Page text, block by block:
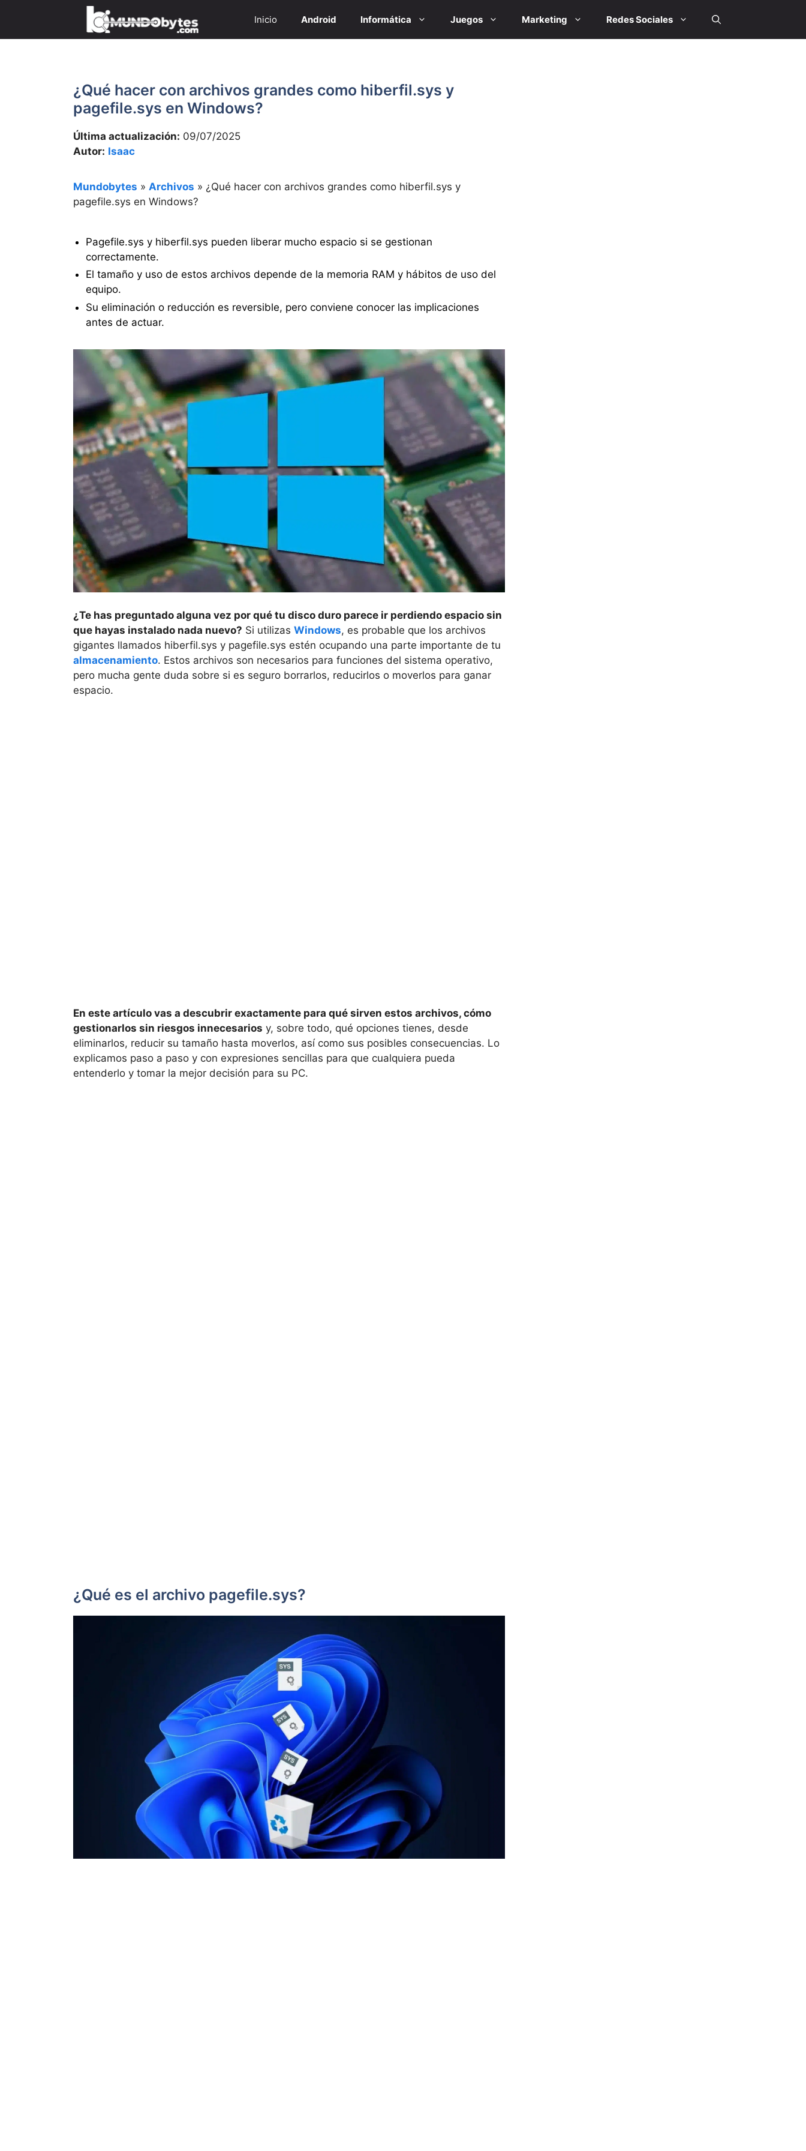
contenido
Inicio Android Informática Juegos Marketing Redes Sociales
¿Qué hacer con archivos grandes como hiberfil.sys y
pagefile.sys en Windows?
Última actualización: 09/07/2025
Autor: Isaac
Mundobytes » Archivos » ¿Qué hacer con archivos grandes como hiberfil.sys y
pagefile.sys en Windows?
Pagefile.sys y hiberfil.sys pueden liberar mucho espacio si se gestionan
correctamente.
El tamaño y uso de estos archivos depende de la memoria RAM y hábitos de uso del
equipo.
Su eliminación o reducción es reversible, pero conviene conocer las implicaciones
antes de actuar.
¿Te has preguntado alguna vez por qué tu disco duro parece ir perdiendo espacio sin
que hayas instalado nada nuevo? Si utilizas Windows, es probable que los archivos
gigantes llamados hiberfil.sys y pagefile.sys estén ocupando una parte importante de tu
almacenamiento. Estos archivos son necesarios para funciones del sistema operativo,
pero mucha gente duda sobre si es seguro borrarlos, reducirlos o moverlos para ganar
espacio.
En este artículo vas a descubrir exactamente para qué sirven estos archivos, cómo
gestionarlos sin riesgos innecesarios y, sobre todo, qué opciones tienes, desde
eliminarlos, reducir su tamaño hasta moverlos, así como sus posibles consecuencias. Lo
explicamos paso a paso y con expresiones sencillas para que cualquiera pueda
entenderlo y tomar la mejor decisión para su PC.
¿Qué es el archivo pagefile.sys?